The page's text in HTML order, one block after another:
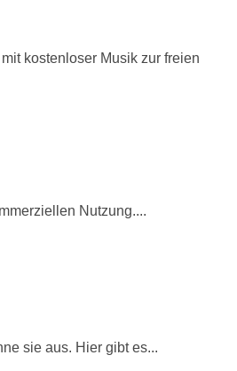
kostenloser Musik zur freien
Nutzung....
sie aus. Hier gibt es...